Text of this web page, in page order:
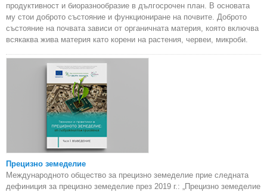
продуктивност и биоразнообразие в дългосрочен план. В основата
му стои доброто състояние и функциониране на почвите. Доброто
състояние на почвата зависи от органичната материя, която включва
всякаква жива материя като корени на растения, червеи, микроби.
Прецизно земеделие
Международното общество за прецизно земеделие прие следната
дефиниция за прецизно земеделие през 2019 г.: „Прецизно земеделие